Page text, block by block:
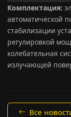
Комплектация:
автоматической
стабилизации
регулировкой
колебательная
излучающей
Все